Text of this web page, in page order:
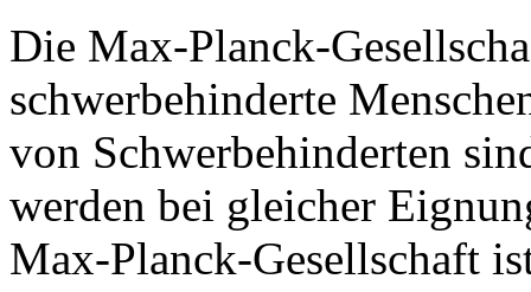
Die Max-Planck-
schwerbehinderte
von Schwerbehinderten
werden bei gleicher
Max-Planck-Gesellschaft